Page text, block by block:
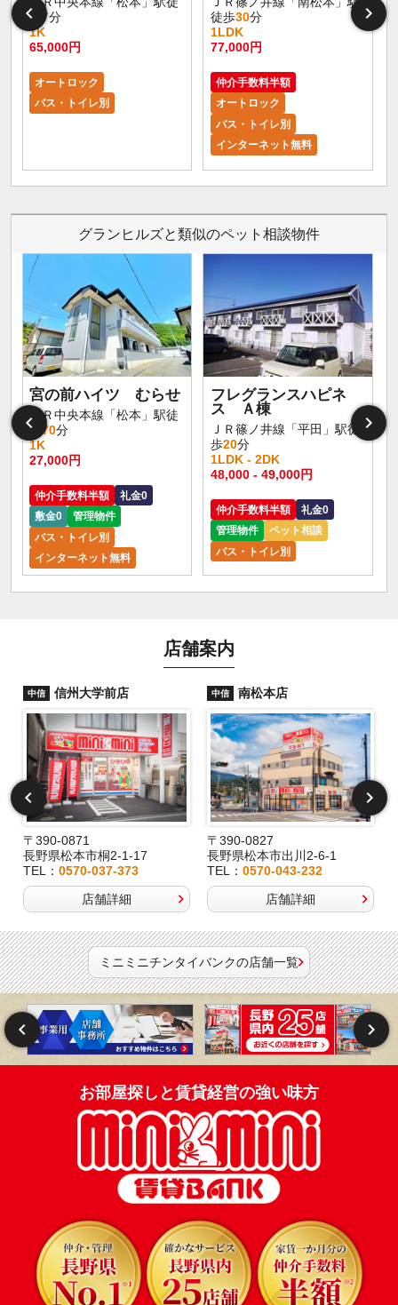
歩
7分
1K
65,000円
オートロック
バス・トイレ別
徒歩30分
1LDK
77,000円
仲介手数料半額
オートロック
バス・トイレ別
インターネット無料
グランヒルズと類似のペット相談物件
宮の前ハイツ むらせ
ＪＲ中央本線「松本」駅徒
歩
70分
1K
27,000円
仲介手数料半額
礼金0
敷金0
管理物件
バス・トイレ別
インターネット無料
フレグランスハピネ
ス Ａ棟
ＪＲ篠ノ井線「平田」駅徒
歩20分
1LDK - 2DK
48,000 - 49,000円
仲介手数料半額
礼金0
管理物件
ペット相談
バス・トイレ別
店舗案内
中信 信州大学前店
〒390-0871
長野県松本市桐2-1-17
TEL：0570-037-373
店舗詳細
中信 南松本店
〒390-0827
長野県松本市出川2-6-1
TEL：0570-043-232
店舗詳細
ミニミニチンタイバンクの店舗一覧
お部屋探しと賃貸経営の強い味方